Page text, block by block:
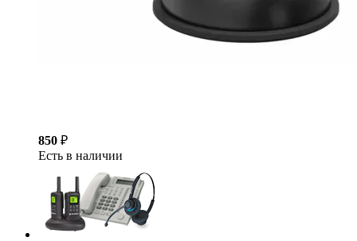
850 ₽
Есть в наличии